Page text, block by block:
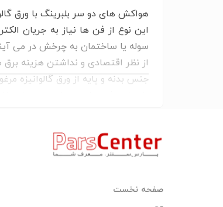
هواکش های دو سر بلبرینگ با ورق
این نوع از فن ها نیاز به جریان
سوله یا ساختمان به چرخش در می
از نظر اقتصادی و نداشتن هزینه
جنس بدنه و پایه از ورق گالوانیزه
50Cm و 70Cm ساخته می شوند .
فن مکانیکی گردان
صفحه نخست